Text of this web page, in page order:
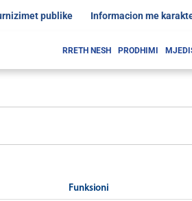
publike Informacion me
RRETH NESH PRODHIMI
Funksioni